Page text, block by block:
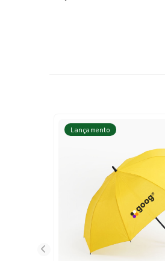
Lançamento